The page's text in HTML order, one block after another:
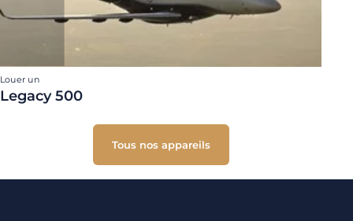
Louer un
Legacy 500
Tous nos appareils